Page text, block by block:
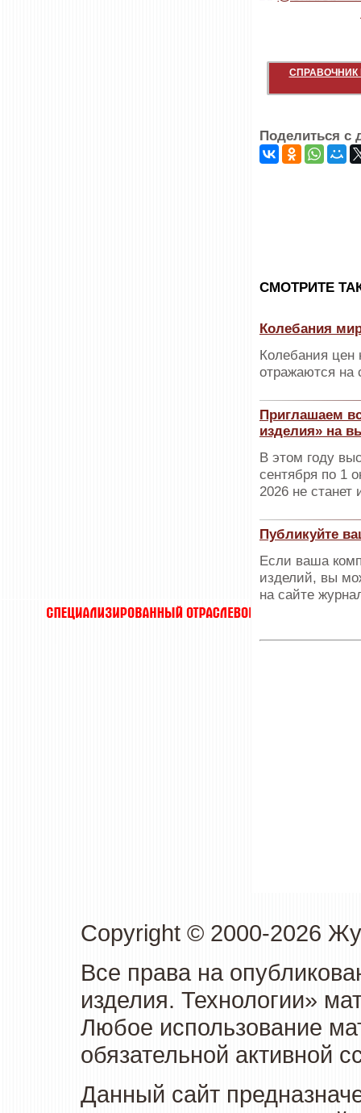
СПРАВОЧНИК
Поделиться с
CМОТРИТЕ
Колебания
Колебания цен
отражаются на
Приглашаем
изделия» на
В этом году
сентября по 1
2026 не
Публикуйте
Если ваша
изделий, вы
на сайте
Copyright © 2000-2026
Все права на
изделия. Технологии»
Любое использование
обязательной активной
Данный сайт